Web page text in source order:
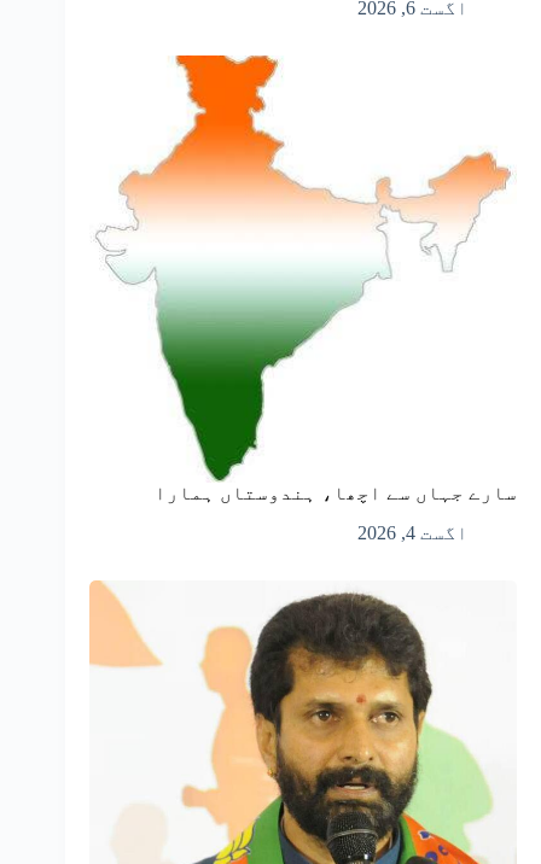
اگست 6, 2026
سارے جہاں سے اچھا، ہندوستاں ہمارا
اگست 4, 2026